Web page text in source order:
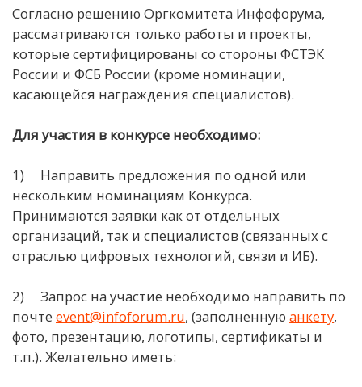
Согласно решению Оргкомитета Инфофорума,
рассматриваются только работы и проекты,
которые сертифицированы со стороны ФСТЭК
России и ФСБ России (кроме номинации,
касающейся награждения специалистов).
Для участия в конкурсе необходимо:
1) Направить предложения по одной или
нескольким номинациям Конкурса.
Принимаются заявки как от отдельных
организаций, так и специалистов (связанных с
отраслью цифровых технологий, связи и ИБ).
2) Запрос на участие необходимо направить по
почте event@infoforum.ru, (заполненную анкету,
фото, презентацию, логотипы, сертификаты и
т.п.). Желательно иметь: